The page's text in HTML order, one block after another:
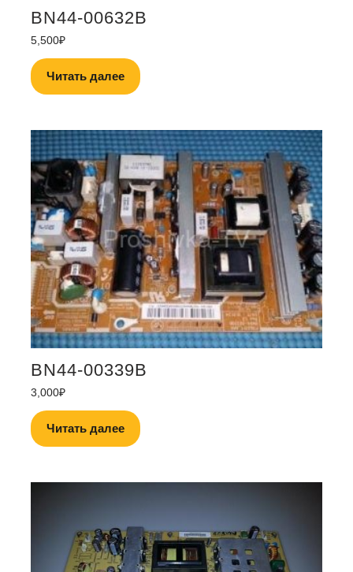
BN44-00632B
5,500₽
Читать далее
BN44-00339B
3,000₽
Читать далее